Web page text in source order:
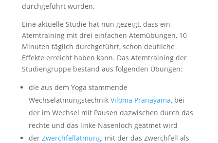
durchgeführt wurden.
Eine aktuelle Studie hat nun gezeigt, dass ein
Atemtraining mit drei einfachen Atemübungen, 10
Minuten täglich durchgeführt, schon deutliche
Effekte erreicht haben kann. Das Atemtraining der
Studiengruppe bestand aus folgenden Übungen:
die aus dem Yoga stammende
Wechselatmungstechnik Viloma Pranayama, bei
der im Wechsel mit Pausen dazwischen durch das
rechte und das linke Nasenloch geatmet wird
der Zwerchfellatmung, mit der das Zwerchfell als